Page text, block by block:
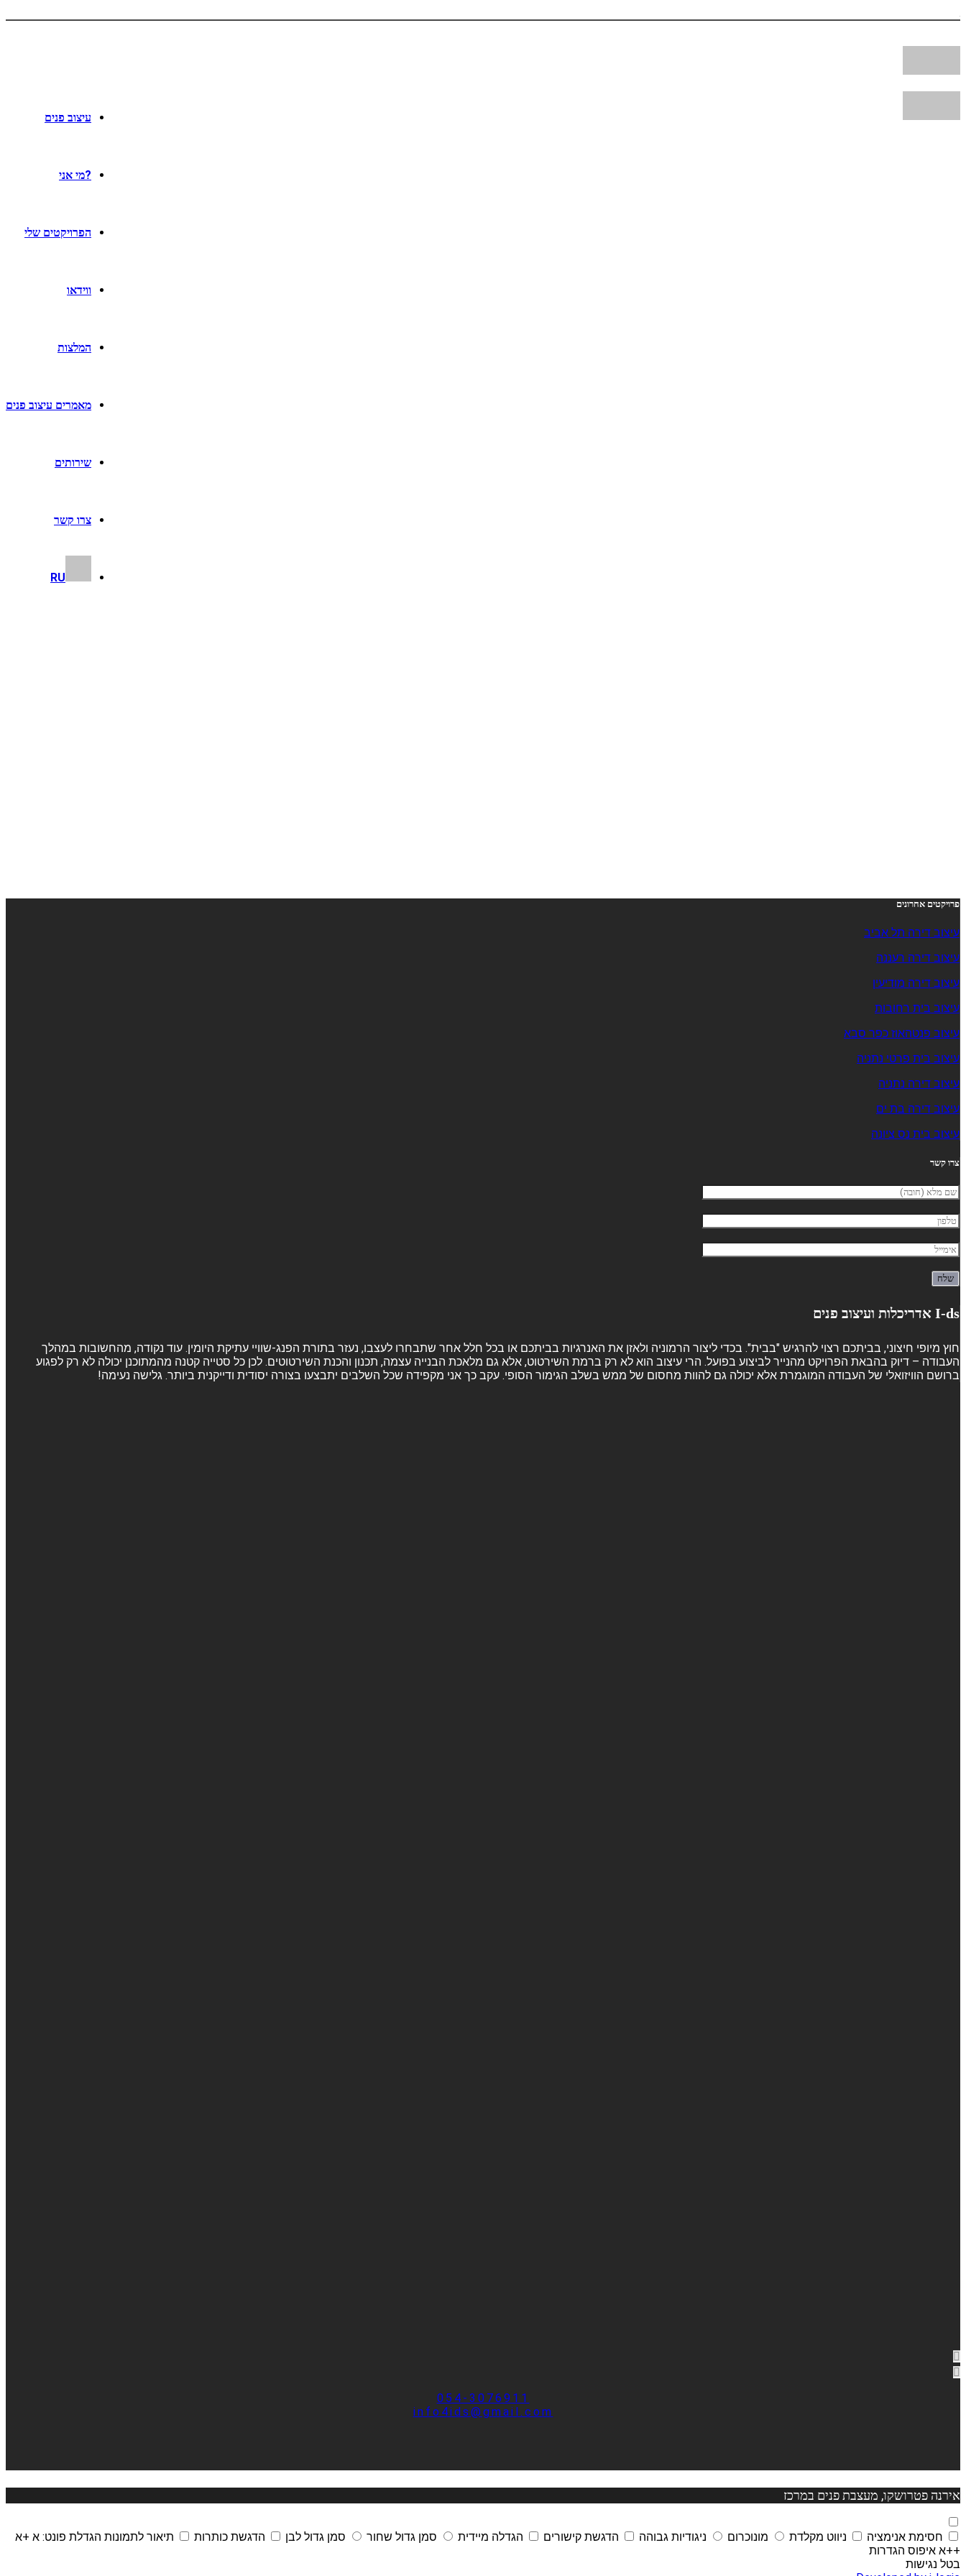
עיצוב פנים
?מי אני
הפרויקטים שלי
ווידאו
המלצות
מאמרים עיצוב פנים
שירותים
צרו קשר
RU
פרויקטים אחרונים
עיצוב דירה תל אביב
עיצוב דירה רעננה
עיצוב דירה מודיעין
עיצוב בית רחובות
עיצוב פנטהאוז כפר סבא
עיצוב בית פרטי נתניה
עיצוב דירה נתניה
עיצוב דירה בת ים
עיצוב בית נס ציונה
צרו קשר
I-ds אדריכלות ועיצוב פנים
חוץ מיופי חיצוני, בביתכם רצוי להרגיש "בבית". בכדי ליצור הרמוניה ולאזן את האנרגיות בביתכם או בכל חלל אחר שתבחרו לעצבו, נעזר בתורת הפנג-שוויי עתיקת היומין. עוד נקודה, מהחשובות במהלך
העבודה – דיוק בהבאת הפרויקט מהנייר לביצוע בפועל. הרי עיצוב הוא לא רק ברמת השירטוט, אלא גם מלאכת הבנייה עצמה, תכנון והכנת השירטוטים. לכן כל סטייה קטנה מהמתוכנן יכולה לא רק לפגוע
ברושם הוויזואלי של העבודה המוגמרת אלא יכולה גם להוות מחסום של ממש בשלב הגימור הסופי. עקב כך אני מקפידה שכל השלבים יתבצעו בצורה יסודית ודייקנית ביותר. גלישה נעימה!
054-3076911
info4ids@gmail.com
אירנה פטרושקו, מעצבת פנים במרכז
חסימת אנימציה ניווט מקלדת מונוכרום ניגודיות גבוהה הדגשת קישורים הגדלה מיידית סמן גדול שחור סמן גדול לבן הדגשת כותרות תיאור לתמונות הגדלת פונט: א +א
++א איפוס הגדרות
בטל נגישות